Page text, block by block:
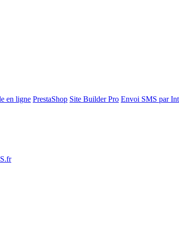
en ligne PrestaShop Site Builder Pro Envoi SMS par